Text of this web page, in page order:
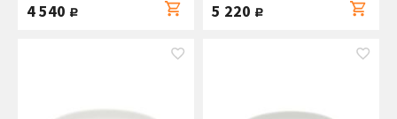
4 540 руб. 5 220 руб.